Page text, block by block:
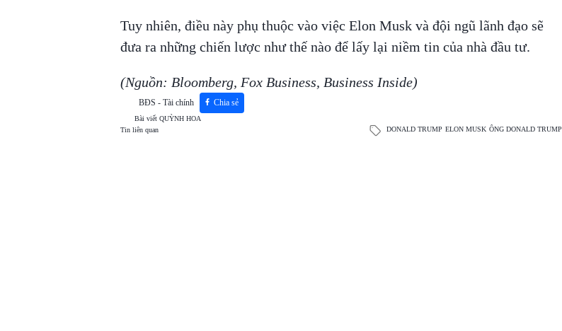
Tuy nhiên, điều này phụ thuộc vào việc Elon Musk và đội ngũ lãnh đạo sẽ
đưa ra những chiến lược như thế nào để lấy lại niềm tin của nhà đầu tư.
(Nguồn: Bloomberg, Fox Business, Business Inside)
BĐS - Tài chính Chia sẻ
Bài viết QUỲNH HOA
Tin liên quan
DONALD TRUMP ELON MUSK ÔNG DONALD TRUMP